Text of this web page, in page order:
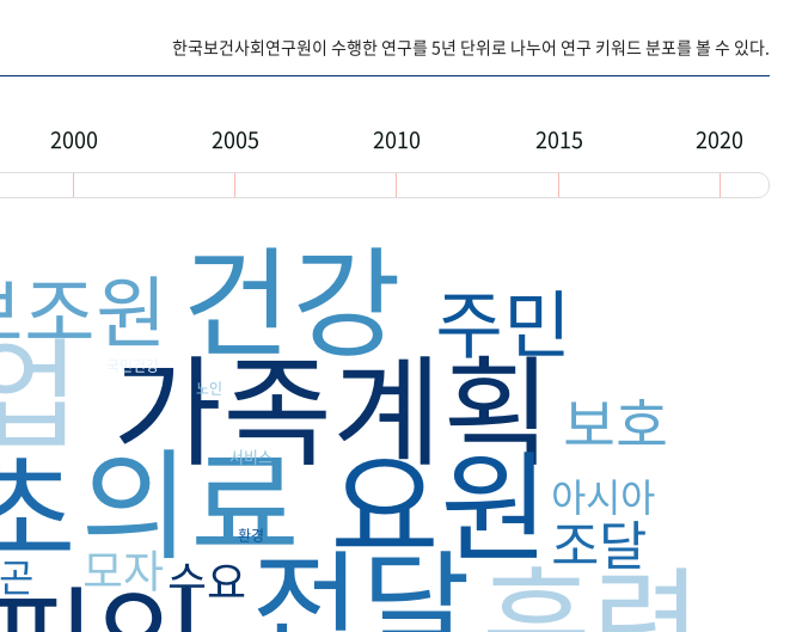
한국보건사회연구원이 수행한 연구를 5년 단위로 나누어 연구 키워드 분포를 볼 수 있다.
2000 2005 2010 2015 2020
의료
가족계획
건강
요원
조원 주민
보호
조달
모자수요
아시아
서비스
노인
국민건강
환경